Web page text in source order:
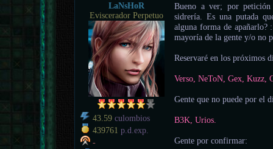
LaNsHoR
Eviscerador Perpetuo
43.59 culombios
439761 p.d.exp.
-
Bueno a ver; por
sidrería. Es una putada
alguna forma de apañarlo?
mayoría de la gente y/o no
Reservaré en los próximos
Verso, NeToN, Gex, Kuzz,
Gente que no puede por el
B3K, Urios.
Gente por confirmar: